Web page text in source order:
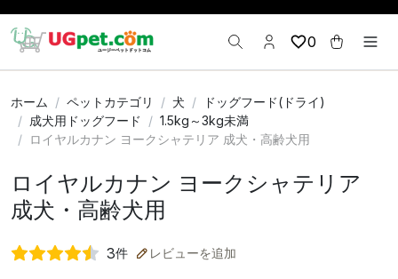
0
ホーム ペットカテゴリ 犬
ドッグフード(ドライ)
成犬用ドッグフード
1.5kg～3kg未満
ロイヤルカナン ヨークシャテリア 成犬・高齢犬用
ロイヤルカナン ヨークシャテリア
成犬・高齢犬用
3件 レビューを追加